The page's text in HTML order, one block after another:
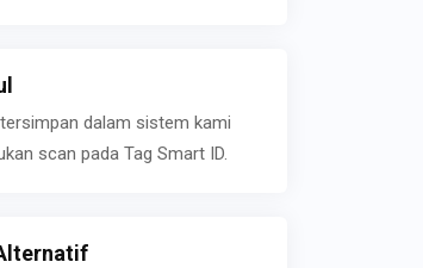
dalam sistem kami
scan pada Tag Smart ID.